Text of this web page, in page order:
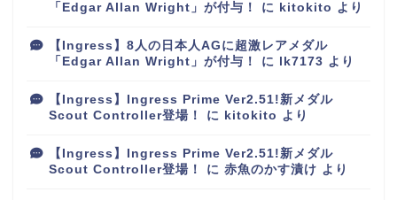
「Edgar Allan Wright」が付与！
に kitokito より
【Ingress】8人の日本人AGに超激レアメダル
「Edgar Allan Wright」が付与！
に lk7173 より
【Ingress】Ingress Prime Ver2.51!新メダル
Scout Controller登場！
に kitokito より
【Ingress】Ingress Prime Ver2.51!新メダル
Scout Controller登場！
に 赤魚のかす漬け より